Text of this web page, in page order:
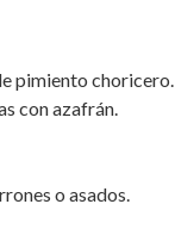
pimiento choricero.
con azafrán.
o asados.